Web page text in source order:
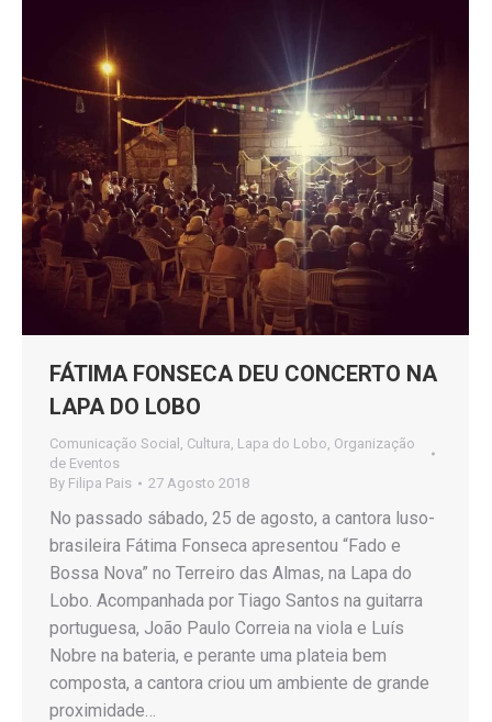
FÁTIMA FONSECA DEU CONCERTO NA
LAPA DO LOBO
Comunicação Social Cultura Lapa do Lobo Organização
de Eventos
By Filipa Pais 27 Agosto 2018
No passado sábado, 25 de agosto, a cantora luso-
brasileira Fátima Fonseca apresentou “Fado e
Bossa Nova” no Terreiro das Almas, na Lapa do
Lobo. Acompanhada por Tiago Santos na guitarra
portuguesa, João Paulo Correia na viola e Luís
Nobre na bateria, e perante uma plateia bem
composta, a cantora criou um ambiente de grande
proximidade…